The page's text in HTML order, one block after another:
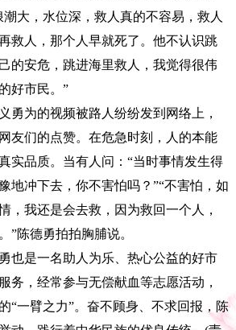
大，水位深，救人真的不容易，救人
救人，那个人早就死了。他不认识跳
的安危，跳进海里救人，我觉得很伟
好市民。”
为的视频被路人纷纷发到网络上，
友们的点赞。在危急时刻，人的本能
实品质。当有人问：“当时事情发生得
地冲下去，你不害怕吗？”“不害怕，如
，我还是会去救，因为救回一个人，
”陈德勇拍拍胸脯说。
是一名助人为乐、热心公益的好市
务，经常参与无偿献血等志愿活动，
“一臂之力”。奋不顾身、不求回报，陈